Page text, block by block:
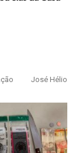
José Hélio